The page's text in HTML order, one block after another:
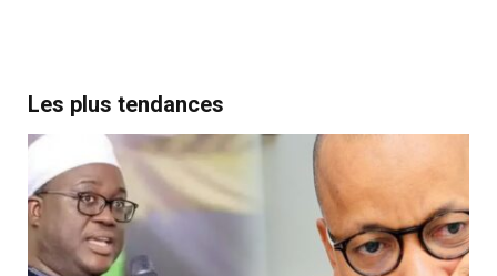
Les plus tendances